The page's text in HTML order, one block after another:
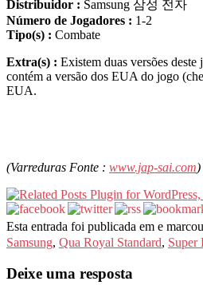
Distribuidor : Samsung 삼성 전자
Número de Jogadores : 1-2
Tipo(s) : Combate
Extra(s) : Existem duas versões
contém a versão dos EUA do jogo
EUA.
(Varreduras Fonte : www.jap-sai.com)
Esta entrada foi publicada em e marcou
Samsung, Qua Royal Standard, Super
Deixe uma resposta